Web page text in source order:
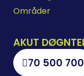
Områder
AKUT
70 500 700